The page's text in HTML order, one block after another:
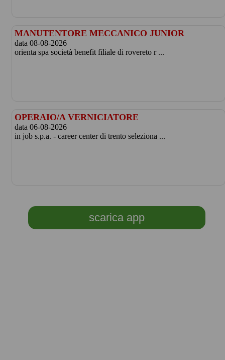
MANUTENTORE MECCANICO JUNIOR
data 08-08-2026
orienta spa società benefit filiale di rovereto r ...
OPERAIO/A VERNICIATORE
data 06-08-2026
in job s.p.a. - career center di trento seleziona ...
scarica app